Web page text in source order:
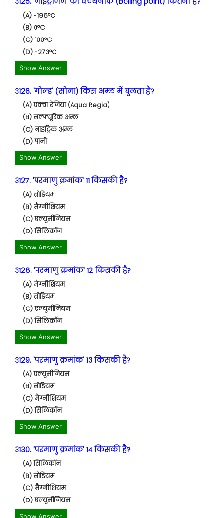
(A) -196°C
(B) 0°C
(C) 100°C
(D) -273°C
Show Answer
3126. 'गोल्ड' (सोना) किस अम्ल में घुलता है?
(A) एक्वा रेजिया (Aqua Regia)
(B) सल्फ्यूरिक अम्ल
(C) नाइट्रिक अम्ल
(D) पानी
Show Answer
3127. 'परमाणु क्रमांक' 11 किसकी है?
(A) सोडियम
(B) मैग्नीशियम
(C) एल्युमीनियम
(D) सिलिकॉन
Show Answer
3128. 'परमाणु क्रमांक' 12 किसकी है?
(A) मैग्नीशियम
(B) सोडियम
(C) एल्युमीनियम
(D) सिलिकॉन
Show Answer
3129. 'परमाणु क्रमांक' 13 किसकी है?
(A) एल्युमीनियम
(B) सोडियम
(C) मैग्नीशियम
(D) सिलिकॉन
Show Answer
3130. 'परमाणु क्रमांक' 14 किसकी है?
(A) सिलिकॉन
(B) सोडियम
(C) मैग्नीशियम
(D) एल्युमीनियम
Show Answer